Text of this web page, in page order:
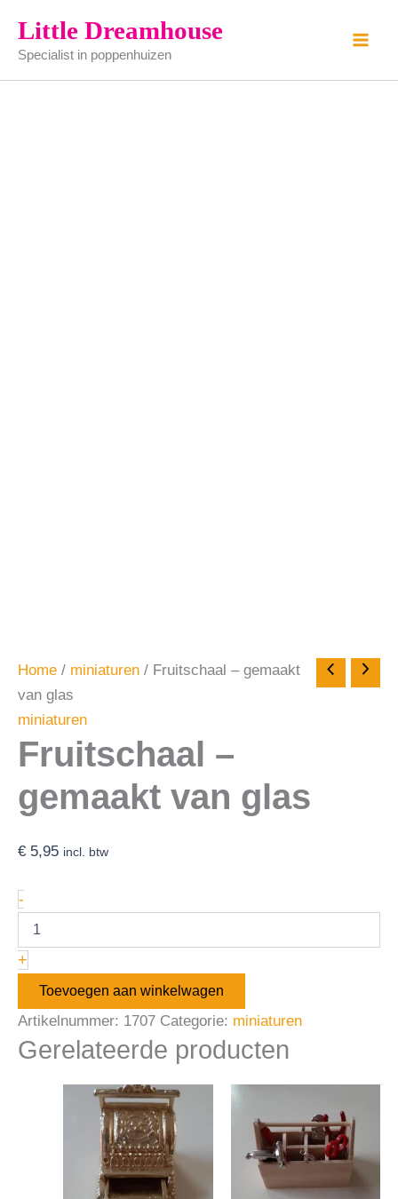
naar
inhoud
Little Dreamhouse
Specialist in poppenhuizen
Home / miniaturen / Fruitschaal – gemaakt
van glas
miniaturen
Fruitschaal –
gemaakt van glas
€ 5,95 incl. btw
-
-
gemaakt
van
glas
+
Toevoegen aan winkelwagen
Artikelnummer: 1707 Categorie: miniaturen
Gerelateerde producten